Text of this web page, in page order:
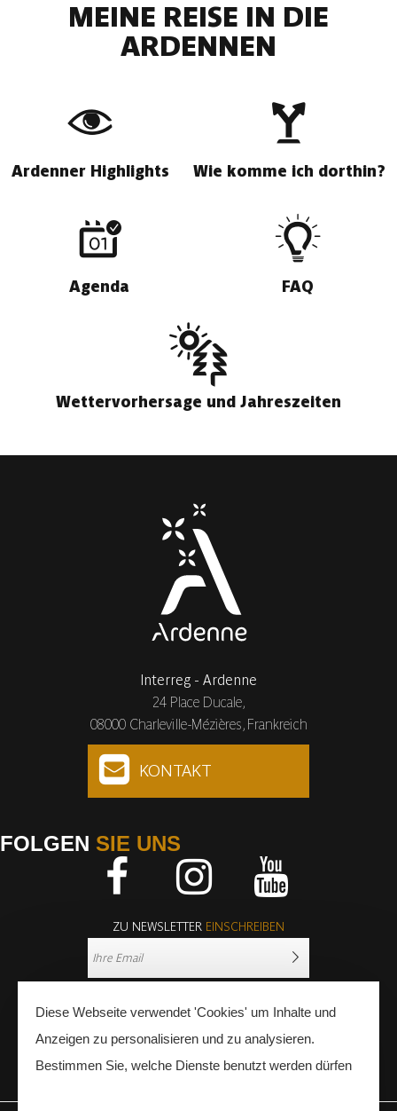
MEINE REISE IN DIE
ARDENNEN
Ardenner Highlights Wie komme ich dorthin?
Agenda FAQ
Wettervorhersage und Jahreszeiten
Interreg - Ardenne
24 Place Ducale,
08000 Charleville-Mézières, Frankreich
KONTAKT
FOLGEN SIE UNS
ZU NEWSLETTER EINSCHREIBEN
PRESSE FACHLEUTE
Diese Webseite verwendet 'Cookies' um Inhalte und
Anzeigen zu personalisieren und zu analysieren.
Bestimmen Sie, welche Dienste benutzt werden dürfen